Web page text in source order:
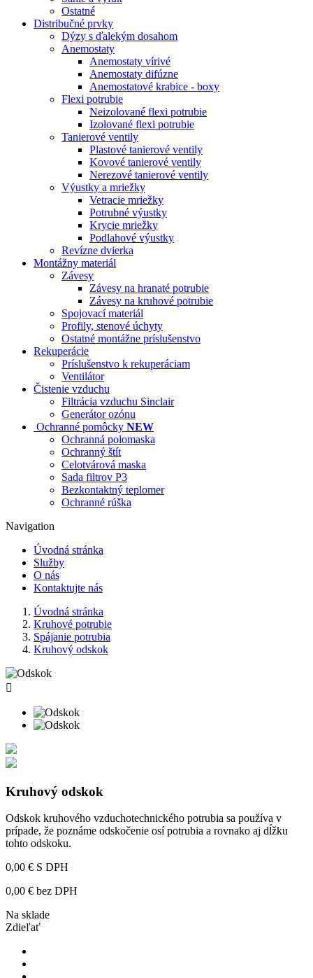
Ostatné
Distribučné prvky
Dýzy s ďalekým dosahom
Anemostaty
Anemostaty vírivé
Anemostaty difúzne
Anemostatové krabice - boxy
Flexi potrubie
Neizolované flexi potrubie
Izolované flexi potrubie
Tanierové ventily
Plastové tanierové ventily
Kovové tanierové ventily
Nerezové tanierové ventily
Výustky a mriežky
Vetracie mriežky
Potrubné výustky
Krycie mriežky
Podlahové výustky
Revízne dvierka
Montážny materiál
Závesy
Závesy na hranaté potrubie
Závesy na kruhové potrubie
Spojovací materiál
Profily, stenové úchyty
Ostatné montážne príslušenstvo
Rekuperácie
Príslušenstvo k rekuperáciam
Ventilátor
Čistenie vzduchu
Filtrácia vzduchu Sinclair
Generátor ozónu
Ochranné pomôcky NEW
Ochranná polomaska
Ochranný štít
Celotvárová maska
Sada filtrov P3
Bezkontaktný teplomer
Ochranné rúška
Navigation
Úvodná stránka
Služby
O nás
Kontaktujte nás
Úvodná stránka
Kruhové potrubie
Spájanie potrubia
Kruhový odskok

Kruhový odskok
Odskok kruhového vzduchotechnického potrubia sa používa v
prípade, že poznáme odskočenie osí potrubia a rovnako aj dĺžku
tohto odskoku.
0,00 € S DPH
0,00 € bez DPH
Na sklade
Zdieľať